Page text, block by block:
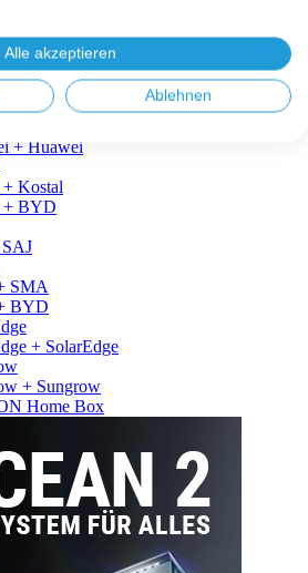
+ BYD
+ GoodWe
+ BYD
+ Huawei
Kostal
+ BYD
SMA
BYD
+ SolarEdge
+ Sungrow
Home Box
Alle akzeptieren
Ablehnen